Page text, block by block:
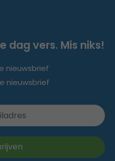
dag vers. Mis niks!
nieuwsbrief
nieuwsbrief